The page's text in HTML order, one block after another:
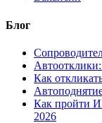
Блог
Как
Как пройти
2026